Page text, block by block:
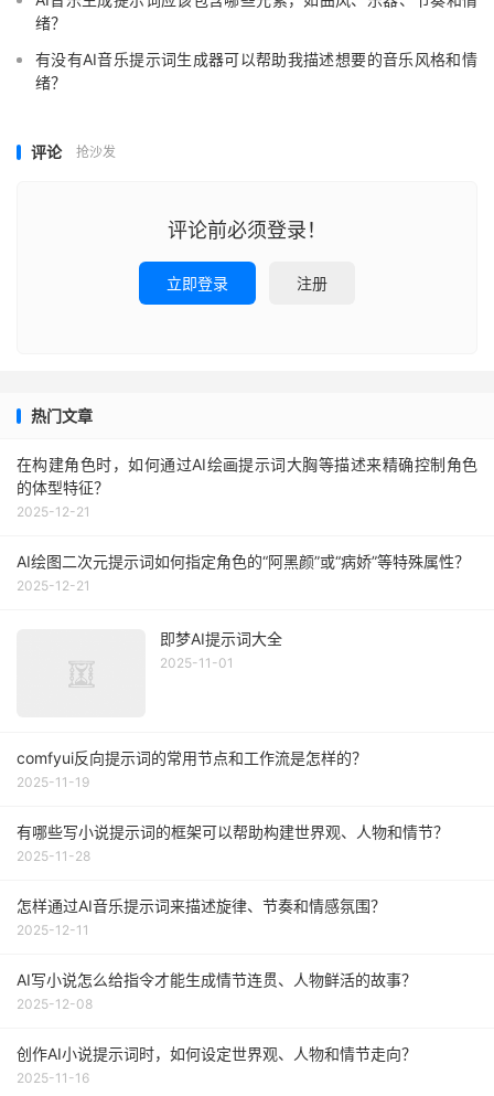
绪？
有没有AI音乐提示词生成器可以帮助我描述想要的音乐风格和情
绪？
评论 抢沙发
评论前必须登录！
立即登录 注册
热门文章
在构建角色时，如何通过AI绘画提示词大胸等描述来精确控制角色
的体型特征？
2025-12-21
AI绘图二次元提示词如何指定角色的“阿黑颜”或“病娇”等特殊属性？
2025-12-21
即梦AI提示词大全
2025-11-01
comfyui反向提示词的常用节点和工作流是怎样的？
2025-11-19
有哪些写小说提示词的框架可以帮助构建世界观、人物和情节？
2025-11-28
怎样通过AI音乐提示词来描述旋律、节奏和情感氛围？
2025-12-11
AI写小说怎么给指令才能生成情节连贯、人物鲜活的故事？
2025-12-08
创作AI小说提示词时，如何设定世界观、人物和情节走向？
2025-11-16